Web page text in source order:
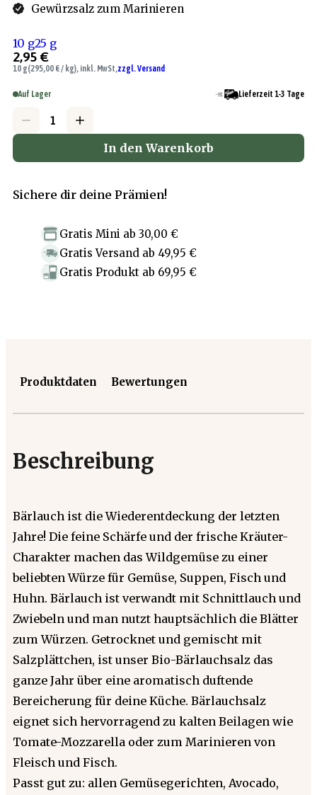
Gewürzsalz zum Marinieren
10 g25 g
2,95 €
10 g(295,00 € / kg), inkl. MwSt,zzgl. Versand
Auf Lager Lieferzeit 1-3 Tage
In den Warenkorb
Sichere dir deine Prämien!
Gratis Mini ab 30,00 €
Gratis Versand ab 49,95 €
Gratis Produkt ab 69,95 €
Produktdaten Bewertungen
Beschreibung
Bärlauch ist die Wiederentdeckung der letzten
Jahre! Die feine Schärfe und der frische Kräuter-
Charakter machen das Wildgemüse zu einer
beliebten Würze für Gemüse, Suppen, Fisch und
Huhn. Bärlauch ist verwandt mit Schnittlauch und
Zwiebeln und man nutzt hauptsächlich die Blätter
zum Würzen. Getrocknet und gemischt mit
Salzplättchen, ist unser Bio-Bärlauchsalz das
ganze Jahr über eine aromatisch duftende
Bereicherung für deine Küche. Bärlauchsalz
eignet sich hervorragend zu kalten Beilagen wie
Tomate-Mozzarella oder zum Marinieren von
Fleisch und Fisch.
Passt gut zu: allen Gemüsegerichten, Avocado,